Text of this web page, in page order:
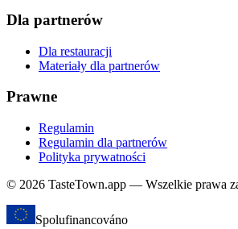
Dla partnerów
Dla restauracji
Materiały dla partnerów
Prawne
Regulamin
Regulamin dla partnerów
Polityka prywatności
© 2026 TasteTown.app — Wszelkie prawa
Spolufinancováno